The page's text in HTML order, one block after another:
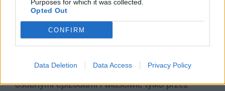
Purposes for which it was collected.
Opted Out
CONFIRM
Data Deletion Data Access Privacy Policy
zasady i prawa znane nam i respektowane na
jawie? Oniryczny jest również sposób opisu akcji
bohaterką. Przygody, które mogłyby być
osobnymi epizodami i właściwie tylko przez